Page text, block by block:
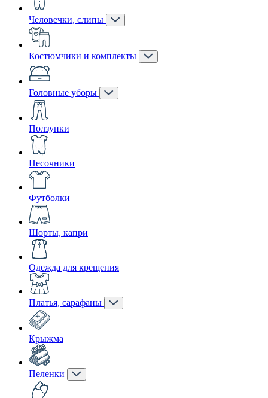
Человечки, слипы
Костюмчики и комплекты
Головные уборы
Ползунки
Песочники
Футболки
Шорты, капри
Одежда для крещения
Платья, сарафаны
Крыжма
Пеленки